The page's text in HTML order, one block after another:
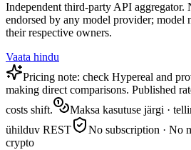
Independent third-party API
endorsed by any model provider; model
their respective owners.
Vaata hindu
Pricing note: check Hypereal and
making direct comparisons. Published
costs shift.
Maksa kasutuse järgi ·
ühilduv REST
No subscription · No
crypto